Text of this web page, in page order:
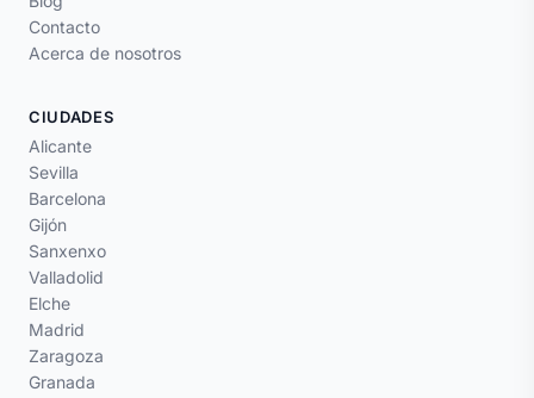
Contacto
Acerca de nosotros
CIUDADES
Alicante
Sevilla
Barcelona
Gijón
Sanxenxo
Valladolid
Elche
Madrid
Zaragoza
Granada